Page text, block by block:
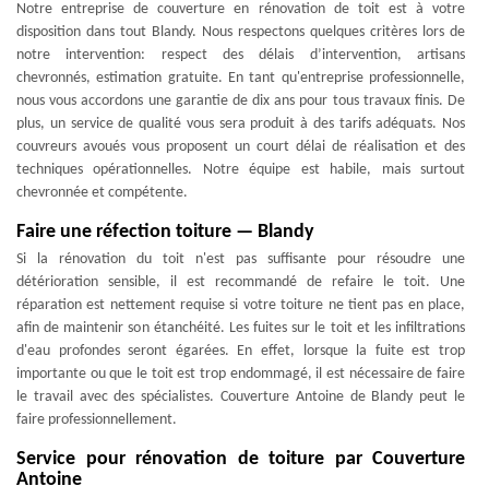
Notre entreprise de couverture en rénovation de toit est à votre
disposition dans tout Blandy. Nous respectons quelques critères lors de
notre intervention: respect des délais d’intervention, artisans
chevronnés, estimation gratuite. En tant qu'entreprise professionnelle,
nous vous accordons une garantie de dix ans pour tous travaux finis. De
plus, un service de qualité vous sera produit à des tarifs adéquats. Nos
couvreurs avoués vous proposent un court délai de réalisation et des
techniques opérationnelles. Notre équipe est habile, mais surtout
chevronnée et compétente.
Faire une réfection toiture — Blandy
Si la rénovation du toit n'est pas suffisante pour résoudre une
détérioration sensible, il est recommandé de refaire le toit. Une
réparation est nettement requise si votre toiture ne tient pas en place,
afin de maintenir son étanchéité. Les fuites sur le toit et les infiltrations
d'eau profondes seront égarées. En effet, lorsque la fuite est trop
importante ou que le toit est trop endommagé, il est nécessaire de faire
le travail avec des spécialistes. Couverture Antoine de Blandy peut le
faire professionnellement.
Service pour rénovation de toiture par Couverture
Antoine